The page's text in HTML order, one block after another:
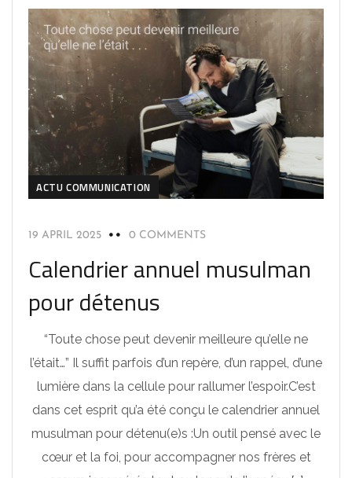
ACTU COMMUNICATION
19 APRIL 2025 0 COMMENTS
Calendrier annuel musulman
pour détenus
“Toute chose peut devenir meilleure qu’elle ne
l’était…” Il suffit parfois d’un repère, d’un rappel, d’une
lumière dans la cellule pour rallumer l’espoir.C’est
dans cet esprit qu’a été conçu le calendrier annuel
musulman pour détenu(e)s :Un outil pensé avec le
cœur et la foi, pour accompagner nos frères et